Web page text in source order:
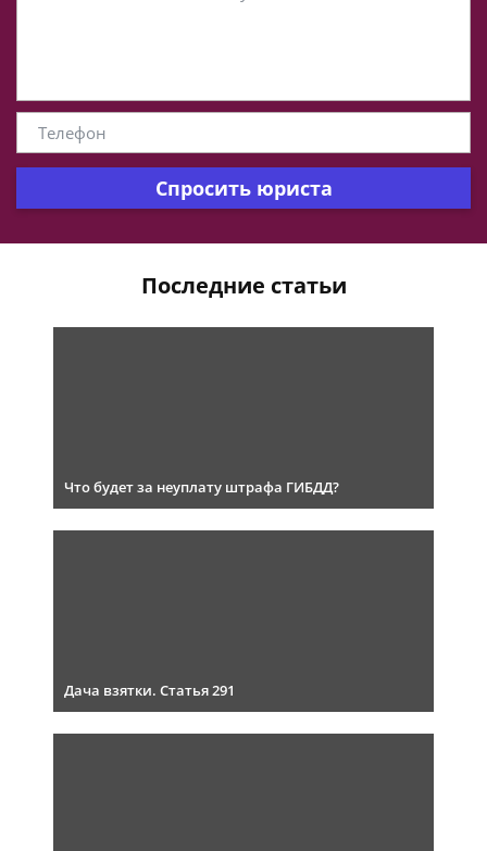
Спросить юриста
Последние статьи
Что будет за неуплату штрафа ГИБДД?
Дача взятки. Статья 291